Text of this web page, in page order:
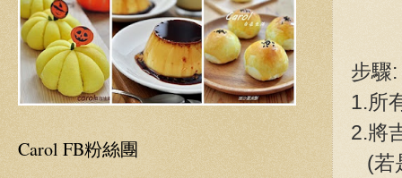
步驟:
1.所
2.將
(若
Carol FB粉絲團